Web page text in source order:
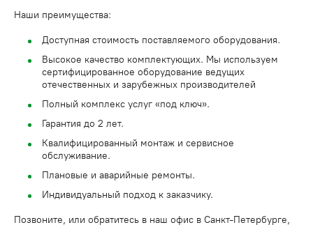
Наши преимущества:
Доступная стоимость поставляемого оборудования.
Высокое качество комплектующих. Мы используем
сертифицированное оборудование ведущих
отечественных и зарубежных производителей
Полный комплекс услуг «под ключ».
Гарантия до 2 лет.
Квалифицированный монтаж и сервисное
обслуживание.
Плановые и аварийные ремонты.
Индивидуальный подход к заказчику.
Позвоните, или обратитесь в наш офис в Санкт-Петербурге,